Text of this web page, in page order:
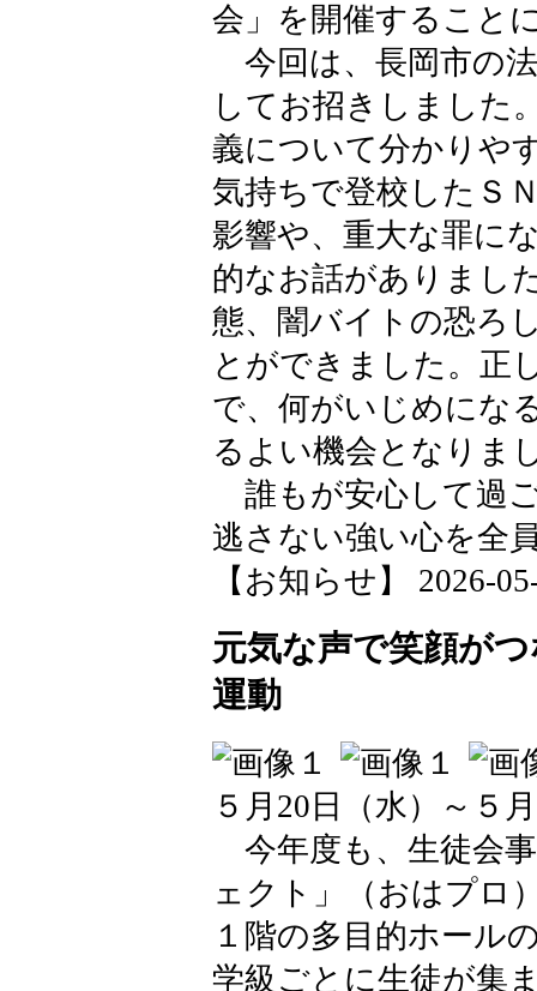
会」を開催すること
今回は、長岡市の
してお招きしました
義について分かりや
気持ちで登校したＳ
影響や、重大な罪に
的なお話がありまし
態、闇バイトの恐ろ
とができました。正
で、何がいじめにな
るよい機会となりま
誰もが安心して過
逃さない強い心を全
【お知らせ】 2026-
元気な声で笑顔が
運動
５月20日（水）～５
今年度も、生徒会
ェクト」（おはプロ
１階の多目的ホール
学級ごとに生徒が集